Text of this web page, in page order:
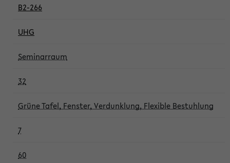
B2-266
UHG
Seminarraum
32
Grüne Tafel, Fenster, Verdunklung, Flexible Bestuhlung
7
60